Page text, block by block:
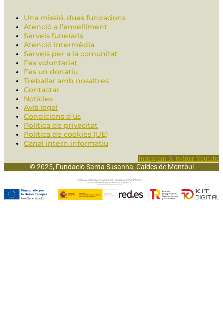
Una missió, dues fundacions
Atenció a l’envelliment
Serveis funeraris
Atenció intermèdia
Serveis per a la comunitat
Fes voluntariat
Fes un donatiu
Treballar amb nosaltres
Contactar
Notícies
Avís legal
Condicions d’ús
Política de privacitat
Política de cookies (UE)
Canal intern informatiu
Instagram X-twitter Youtube
© 2025, Fundació Santa Susanna, Caldes de Montbui